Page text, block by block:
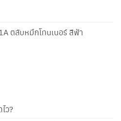
ตลับหมึกโทนเนอร์ สีฟ้า
ว?